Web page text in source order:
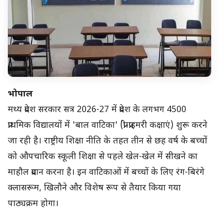
भोपाल
मध्य प्रदेश सरकार सत्र 2026-27 में प्रदेश के लगभग 4500
प्राथमिक विद्यालयों में 'बाल वाटिका' (प्री-प्राइमरी कक्षाएं) शुरू करने
जा रही है। राष्ट्रीय शिक्षा नीति के तहत तीन से छह वर्ष के बच्चों
को औपचारिक स्कूली शिक्षा से पहले खेल-खेल में सीखने का
माहौल प्रदान करना है। इन वाटिकाओं में बच्चों के लिए रंग-बिरंगे
क्लासरूम, खिलौने और विशेष रूप से तैयार किया गया
पाठ्यक्रम होगा।